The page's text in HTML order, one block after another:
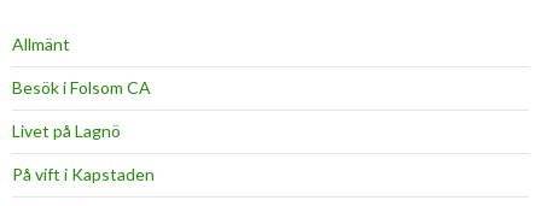
Allmänt
Besök i Folsom CA
Livet på Lagnö
På vift i Kapstaden